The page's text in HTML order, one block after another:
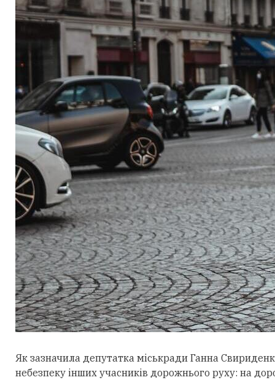
Як зазначила депутатка міськради Ганна
небезпеку інших учасників дорожнього руху: на